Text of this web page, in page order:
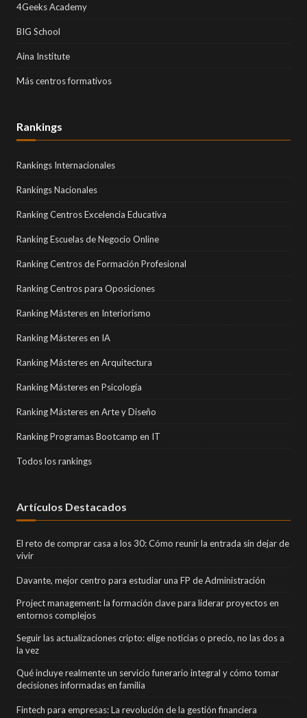
4Geeks Academy
BIG School
Aina Institute
Más centros formativos
Rankings
Rankings Internacionales
Rankings Nacionales
Ranking Centros Excelencia Educativa
Ranking Escuelas de Negocio Online
Ranking Centros de Formación Profesional
Ranking Centros para Oposiciones
Ranking Másteres en Interiorismo
Ranking Másteres en IA
Ranking Másteres en Arquitectura
Ranking Másteres en Psicología
Ranking Másteres en Arte y Diseño
Ranking Programas Bootcamp en IT
Todos los rankings
Artículos Destacados
El reto de comprar casa a los 30: Cómo reunir la entrada sin dejar de
vivir
Davante, mejor centro para estudiar una FP de Administración
Project management: la formación clave para liderar proyectos en
entornos complejos
Seguir las actualizaciones cripto: elige noticias o precio, no las dos a
la vez
Qué incluye realmente un servicio funerario integral y cómo tomar
decisiones informadas en familia
Fintech para empresas: La revolución de la gestión financiera